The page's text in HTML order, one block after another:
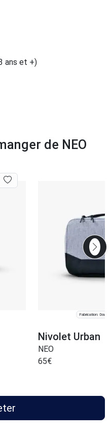
ans et +)
de NEO
Fabrication:
Nivolet Urban
NEO
65€